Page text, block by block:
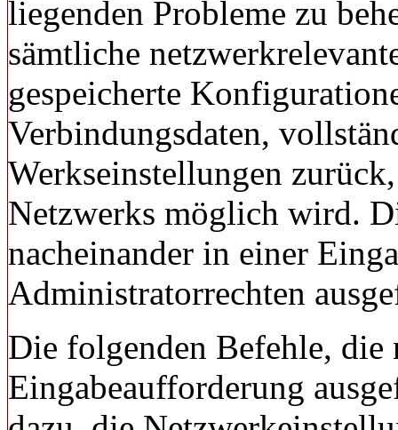
liegenden Probleme zu
sämtliche
gespeicherte
Verbindungsdaten,
Werkseinstellungen
Netzwerks möglich wird.
nacheinander in einer
Administratorrechten
Die folgenden Befehle, die
Eingabeaufforderung